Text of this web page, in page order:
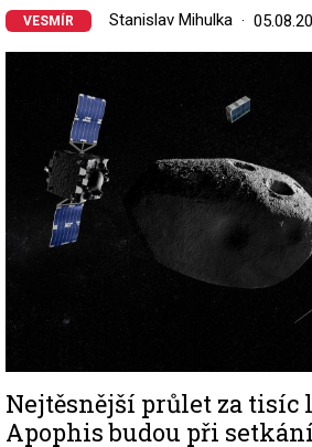
VESMÍR Stanislav Mihulka
Nejtěsnější průlet za tisíc
Apophis budou při